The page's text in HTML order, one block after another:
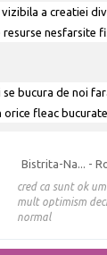
a creatiei
nesfarsite
se bucura de noi
fleac
Bistrita-Na... -
cred ca sunt ok
mult optimism
normal